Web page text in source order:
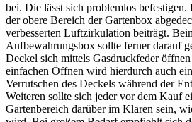
bei. Die lässt sich problemlos
der obere Bereich der Gartenbox
verbesserten Luftzirkulation beiträgt.
Aufbewahrungsbox sollte ferner darauf
Deckel sich mittels Gasdruckfeder
einfachen Öffnen wird hierdurch auch
Verrutschen des Deckels während der
Weiteren sollte sich jeder vor dem Kauf
Gartenbereich darüber im Klaren sein,